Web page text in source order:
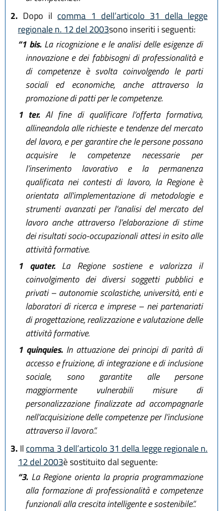
2. Dopo il comma 1 dell’articolo 31 della legge
regionale n. 12 del 2003sono inseriti i seguenti:
“1 bis.La ricognizione e le analisi delle esigenze di
innovazione e dei fabbisogni di professionalità e
di competenze è svolta coinvolgendo le parti
sociali ed economiche, anche attraverso la
promozione di patti per le competenze.
1 ter.Al fine di qualificare l’offerta formativa,
allineandola alle richieste e tendenze del mercato
del lavoro, e per garantire che le persone possano
acquisire le competenze necessarie per
l’inserimento lavorativo e la permanenza
qualificata nei contesti di lavoro, la Regione è
orientata all'implementazione di metodologie e
strumenti avanzati per l'analisi del mercato del
lavoro anche attraverso l’elaborazione di stime
dei risultati socio-occupazionali attesi in esito alle
attività formative.
1 quater.La Regione sostiene e valorizza il
coinvolgimento dei diversi soggetti pubblici e
privati – autonomie scolastiche, università, enti e
laboratori di ricerca e imprese – nei partenariati
di progettazione, realizzazione e valutazione delle
attività formative.
1 quinquies.In attuazione dei principi di parità di
accesso e fruizione, di integrazione e di inclusione
sociale, sono garantite alle persone
maggiormente vulnerabili misure di
personalizzazione finalizzate ad accompagnarle
nell’acquisizione delle competenze per l’inclusione
attraverso il lavoro.”.
3. Il comma 3 dell’articolo 31 della legge regionale n.
12 del 2003è sostituito dal seguente:
“3.La Regione orienta la propria programmazione
alla formazione di professionalità e competenze
funzionali alla crescita intelligente e sostenibile.”.